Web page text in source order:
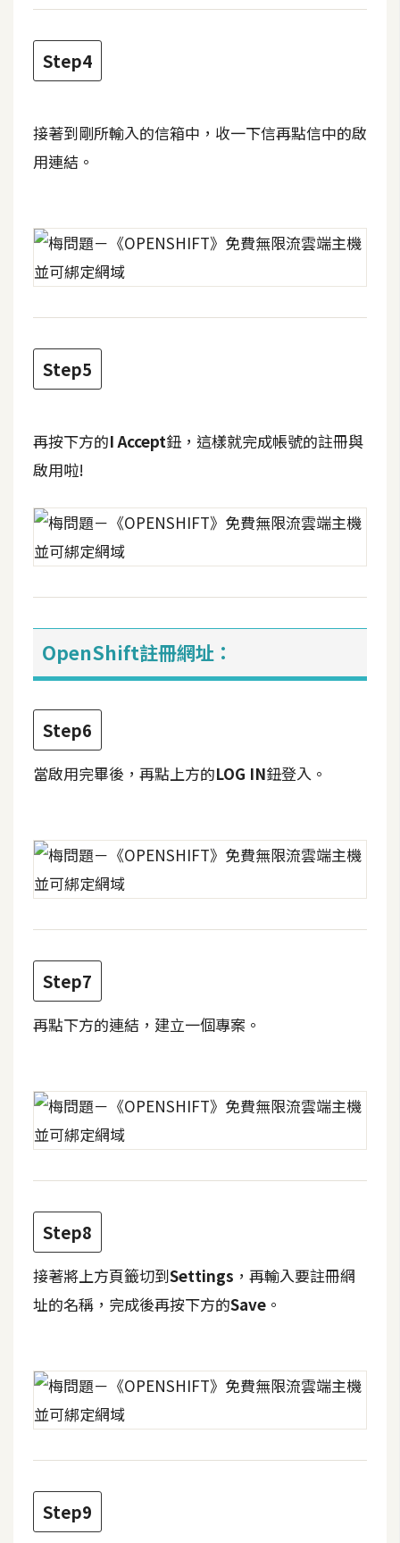
o
o
m
m
c
e
物
流
主
與
域
E
O
工
具
免
網
頁
設
計
前
H
T
M
L
S
S
J
S
c
r
t
Step4
接著到剛所輸入的信箱中，收一下信再點信中的啟
用連結。
Step5
再按下方的I Accept鈕，這樣就完成帳號的註冊與
啟用啦!
OpenShift註冊網址：
Step6
當啟用完畢後，再點上方的LOG IN鈕登入。
Step7
再點下方的連結，建立一個專案。
Step8
接著將上方頁籤切到Settings ，再輸入要註冊網
址的名稱，完成後再按下方的Save 。
Step9